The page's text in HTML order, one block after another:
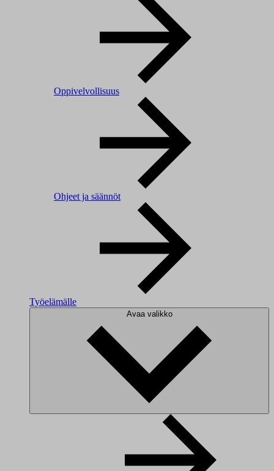
Oppivelvollisuus
Ohjeet ja säännöt
Työelämälle
Avaa valikko